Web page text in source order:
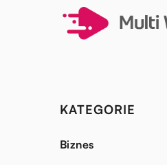
KATEGORIE
Biznes